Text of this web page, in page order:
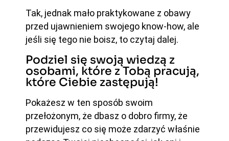
Tak, jednak mało praktykowane z obawy
przed ujawnieniem swojego know-how, ale
jeśli się tego nie boisz, to czytaj dalej.
Podziel się swoją wiedzą z
osobami, które z Tobą pracują,
które Ciebie zastępują!
Pokażesz w ten sposób swoim
przełożonym, że dbasz o dobro firmy, że
przewidujesz co się może zdarzyć właśnie